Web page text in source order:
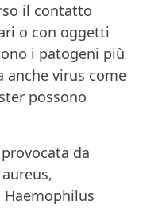
il contatto
o con oggetti
i patogeni più
virus come
possono
da